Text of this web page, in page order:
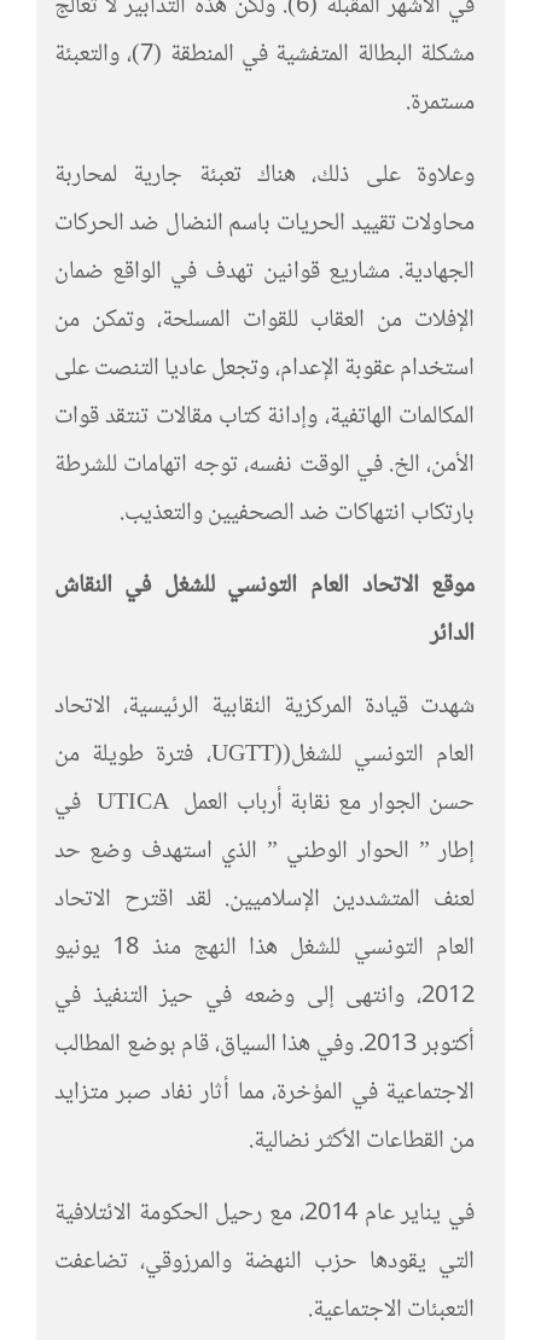
مشكلة البطالة المتفشية في المنطقة (7)، والتعبئة
مستمرة.
وعلاوة على ذلك، هناك تعبئة جارية لمحاربة
محاولات تقييد الحريات باسم النضال ضد الحركات
الجهادية. مشاريع قوانين تهدف في الواقع ضمان
الإفلات من العقاب للقوات المسلحة، وتمكن من
استخدام عقوبة الإعدام، وتجعل عاديا التنصت على
المكالمات الهاتفية، وإدانة كتاب مقالات تنتقد قوات
الأمن، الخ. في الوقت نفسه، توجه اتهامات للشرطة
بارتكاب انتهاكات ضد الصحفيين والتعذيب.
موقع الاتحاد العام التونسي للشغل في النقاش
الدائر
شهدت قيادة المركزية النقابية الرئيسية، الاتحاد
العام التونسي للشغل((UGTT، فترة طويلة من
حسن الجوار مع نقابة أرباب العمل UTICA في
إطار ” الحوار الوطني ” الذي استهدف وضع حد
لعنف المتشددين الإسلاميين. لقد اقترح الاتحاد
العام التونسي للشغل هذا النهج منذ 18 يونيو
2012، وانتهى إلى وضعه في حيز التنفيذ في
أكتوبر 2013. وفي هذا السياق، قام بوضع المطالب
الاجتماعية في المؤخرة، مما أثار نفاد صبر متزايد
من القطاعات الأكثر نضالية.
في يناير عام 2014، مع رحيل الحكومة الائتلافية
التي يقودها حزب النهضة والمرزوقي، تضاعفت
التعبئات الاجتماعية.